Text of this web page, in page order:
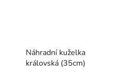
Náhradní kuželka
královská (35cm)